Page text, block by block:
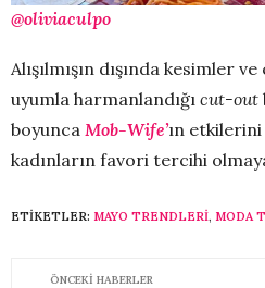
@oliviaculpo
Alışılmışın dışında kesimler
uyumla harmanlandığı cut-out
boyunca Mob-Wife’ın etkilerini
kadınların favori tercihi
ETIKETLER: MAYO TRENDLERI, MODA
ÖNCEKI HABERLER